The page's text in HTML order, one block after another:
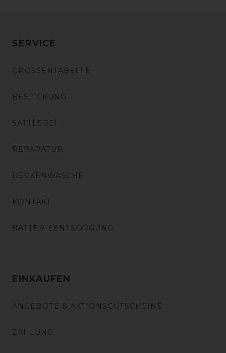
SERVICE
GRÖSSENTABELLE
BESTICKUNG
SATTLEREI
REPARATUR
DECKENWÄSCHE
KONTAKT
BATTERIEENTSORGUNG
EINKAUFEN
ANGEBOTE & AKTIONSGUTSCHEINE
ZAHLUNG